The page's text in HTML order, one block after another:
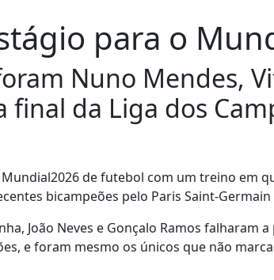
para o
Nuno Mendes,
final da Liga dos
de futebol com um treino em
bicampeões pelo Paris Saint-
João Neves e Gonçalo Ramos falharam
e foram mesmo os únicos que não